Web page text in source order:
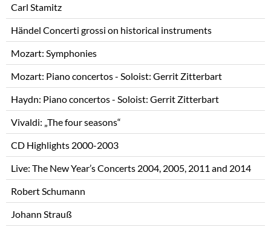
Carl Stamitz
Händel Concerti grossi on historical instruments
Mozart: Symphonies
Mozart: Piano concertos - Soloist: Gerrit Zitterbart
Haydn: Piano concertos - Soloist: Gerrit Zitterbart
Vivaldi: „The four seasons“
CD Highlights 2000-2003
Live: The New Year’s Concerts 2004, 2005, 2011 and 2014
Robert Schumann
Johann Strauß